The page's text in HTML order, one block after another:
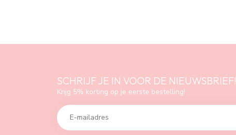
SCHRIJF JE IN VOOR DE NIEUWSBRIEF!
Krijg 5% korting op je eerste bestelling!